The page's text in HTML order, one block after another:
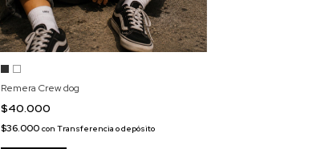
Remera Crew dog
$40.000
$36.000con Transferencia o depósito